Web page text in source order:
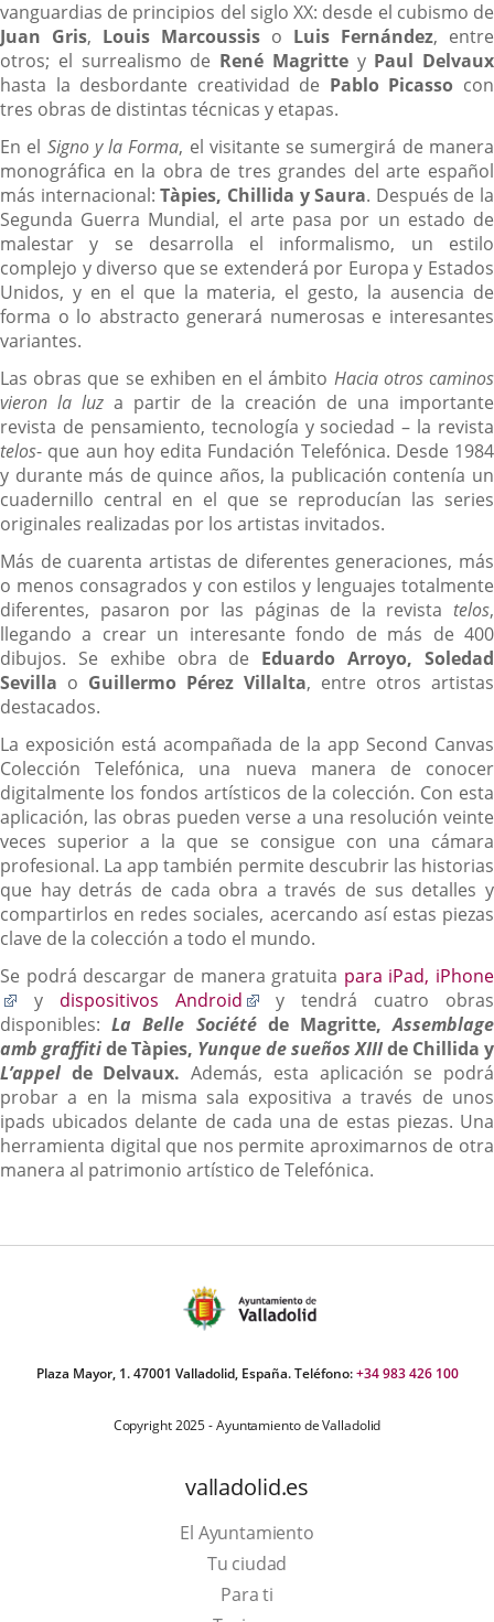
vanguardias de principios del siglo XX: desde el cubismo de
Juan Gris, Louis Marcoussis o Luis Fernández, entre
otros; el surrealismo de René Magrittey Paul Delvaux
hasta la desbordante creatividad de Pablo Picasso con
tres obras de distintas técnicas y etapas.
En el Signo y la Forma, el visitante se sumergirá de manera
monográfica en la obra de tres grandes del arte español
más internacional:Tàpies, Chillida y Saura. Después de la
Segunda Guerra Mundial, el arte pasa por un estado de
malestar y se desarrolla el informalismo, un estilo
complejo y diverso que se extenderá por Europa y Estados
Unidos, y en el que la materia, el gesto, la ausencia de
forma o lo abstracto generará numerosas e interesantes
variantes.
Las obras que se exhiben en el ámbito Hacia otros caminos
vieron la luza partir de la creación de una importante
revista de pensamiento, tecnología y sociedad – la revista
telos- que aun hoy edita Fundación Telefónica. Desde 1984
y durante más de quince años, la publicación contenía un
cuadernillo central en el que se reproducían las series
originales realizadas por los artistas invitados.
Más de cuarenta artistas de diferentes generaciones, más
o menos consagrados y con estilos y lenguajes totalmente
diferentes, pasaron por las páginas de la revista telos,
llegando a crear un interesante fondo de más de 400
dibujos. Se exhibe obra de Eduardo Arroyo, Soledad
Sevilla o Guillermo Pérez Villalta, entre otros artistas
destacados.
La exposición está acompañada de la app Second Canvas
Colección Telefónica, una nueva manera de conocer
digitalmente los fondos artísticos de la colección. Con esta
aplicación, las obras pueden verse a una resolución veinte
veces superior a la que se consigue con una cámara
profesional. La app también permite descubrir las historias
que hay detrás de cada obra a través de sus detalles y
compartirlos en redes sociales, acercando así estas piezas
clave de la colección a todo el mundo.
Se podrá descargar de manera gratuita para iPad, iPhone
Enlace
a
una
aplicación
externa.
y dispositivos Android
Enlace
a
una
aplicación
externa.
y tendrá cuatro obras
disponibles:La Belle Sociétéde Magritte,Assemblage
amb graffitide Tàpies, Yunque de sueños XIIIde Chillida y
L’appel de Delvaux.Además, esta aplicación se podrá
probar a en la misma sala expositiva a través de unos
ipads ubicados delante de cada una de estas piezas. Una
herramienta digital que nos permite aproximarnos de otra
manera al patrimonio artístico de Telefónica.
Plaza Mayor, 1. 47001 Valladolid, España. Teléfono:+34 983 426 100
Copyright 2025 - Ayuntamiento de Valladolid
valladolid.es
El Ayuntamiento
Tu ciudad
Para ti